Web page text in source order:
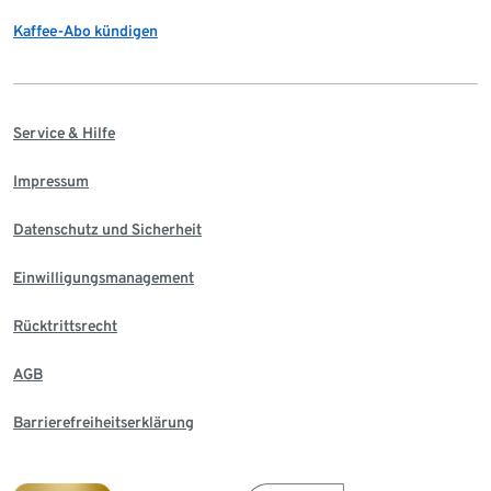
Kaffee-Abo kündigen
Service & Hilfe
Impressum
Datenschutz und Sicherheit
Einwilligungsmanagement
Rücktrittsrecht
AGB
Barrierefreiheitserklärung